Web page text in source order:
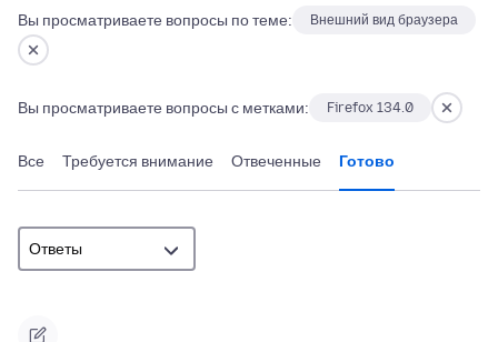
Вы просматриваете вопросы по теме: Внешний вид браузера
Вы просматриваете вопросы с метками: Firefox 134.0
Все Требуется внимание Отвеченные Готово